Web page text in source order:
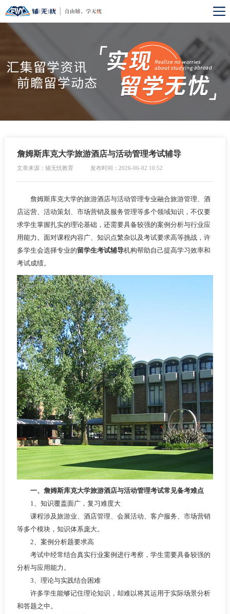
詹姆斯库克大学旅游酒店与活动管理考试辅导
文章来源：辅无忧教育 发布时间：2026-06-02 10:52
詹姆斯库克大学的旅游酒店与活动管理专业融合旅游管理、酒
店运营、活动策划、市场营销及服务管理等多个领域知识，不仅要
求学生掌握扎实的理论基础，还需要具备较强的案例分析与行业应
用能力。面对课程内容广、知识点繁杂以及考试要求高等挑战，许
多学生会选择专业的留学生考试辅导机构帮助自己提高学习效率和
考试成绩。
一、詹姆斯库克大学旅游酒店与活动管理考试常见备考难点
1、知识覆盖面广，复习难度大
课程涉及旅游业、酒店管理、会展活动、客户服务、市场营销
等多个模块，知识体系庞大。
2、案例分析题要求高
考试中经常结合真实行业案例进行考察，学生需要具备较强的
分析与应用能力。
3、理论与实践结合困难
许多学生能够记住理论知识，却难以将其运用于实际场景分析
和答题之中。